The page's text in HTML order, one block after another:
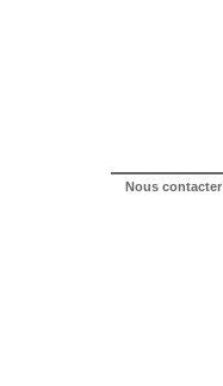
Nous contacter